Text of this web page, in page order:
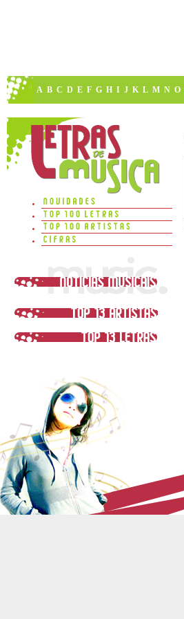
A B C D E F G H I J K L M N O